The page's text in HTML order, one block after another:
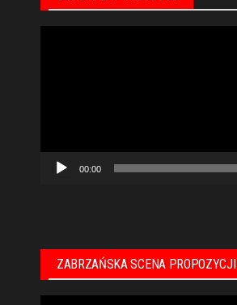
00:00
ZABRZAŃSKA SCENA PROPOZYCJI